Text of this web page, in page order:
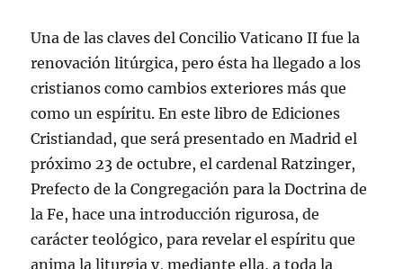
Una de las claves del Concilio Vaticano II fue la
renovación litúrgica, pero ésta ha llegado a los
cristianos como cambios exteriores más que
como un espíritu. En este libro de Ediciones
Cristiandad, que será presentado en Madrid el
próximo 23 de octubre, el cardenal Ratzinger,
Prefecto de la Congregación para la Doctrina de
la Fe, hace una introducción rigurosa, de
carácter teológico, para revelar el espíritu que
anima la liturgia y, mediante ella, a toda la